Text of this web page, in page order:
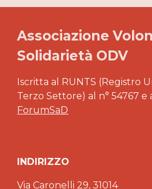
Associazione
Solidarietà ODV
Iscritta al RUNTS (Registro
Terzo Settore) al n° 54767 e
ForumSaD
INDIRIZZO
Via Caronelli 29, 31014